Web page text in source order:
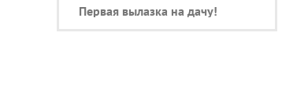
Первая вылазка на дачу!